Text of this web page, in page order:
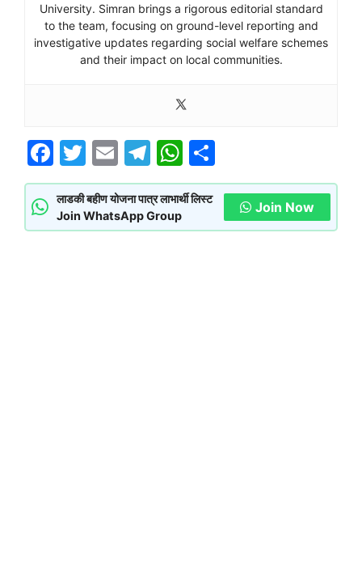
University. Simran brings a rigorous editorial standard
to the team, focusing on ground-level reporting and
investigative updates regarding social welfare schemes
and their impact on local communities.
F
a
c
e
T
w
itt
er
E
m
ai
l
T
el
e
gr
W
h
at
s
h
ar
e
लाडकी बहीण योजना पात्र लाभार्थी लिस्ट
Join WhatsApp Group
Join Now